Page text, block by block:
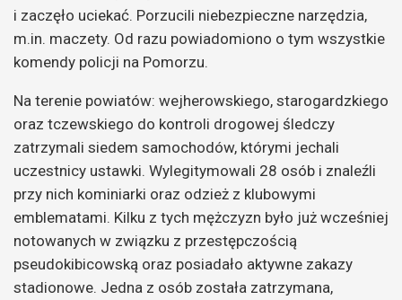
i zaczęło uciekać. Porzucili niebezpieczne narzędzia,
m.in. maczety. Od razu powiadomiono o tym wszystkie
komendy policji na Pomorzu.
Na terenie powiatów: wejherowskiego, starogardzkiego
oraz tczewskiego do kontroli drogowej śledczy
zatrzymali siedem samochodów, którymi jechali
uczestnicy ustawki. Wylegitymowali 28 osób i znaleźli
przy nich kominiarki oraz odzież z klubowymi
emblematami. Kilku z tych mężczyzn było już wcześniej
notowanych w związku z przestępczością
pseudokibicowską oraz posiadało aktywne zakazy
stadionowe. Jedna z osób została zatrzymana,